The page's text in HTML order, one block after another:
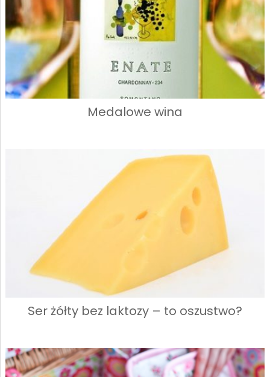
Medalowe wina
Ser żółty bez laktozy – to oszustwo?